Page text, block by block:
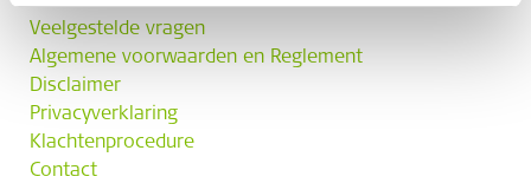
Veelgestelde vragen
Algemene voorwaarden en Reglement
Disclaimer
Privacyverklaring
Klachtenprocedure
Contact